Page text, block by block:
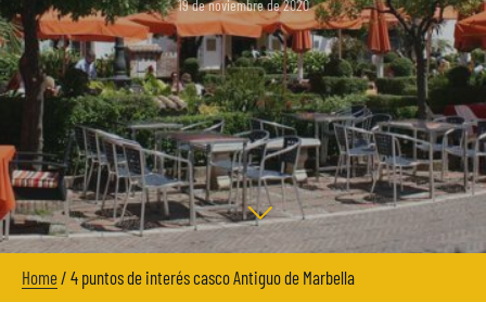
19 de noviembre de 2020
Home/ 4 puntos de interés casco Antiguo de Marbella